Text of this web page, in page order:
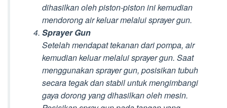
dihasilkan oleh piston-piston ini kemudian
mendorong air keluar melalui sprayer gun.
Sprayer Gun
Setelah mendapat tekanan dari pompa, air
kemudian keluar melalui sprayer gun. Saat
menggunakan sprayer gun, posisikan tubuh
secara tegak dan stabil untuk mengimbangi
gaya dorong yang dihasilkan oleh mesin.